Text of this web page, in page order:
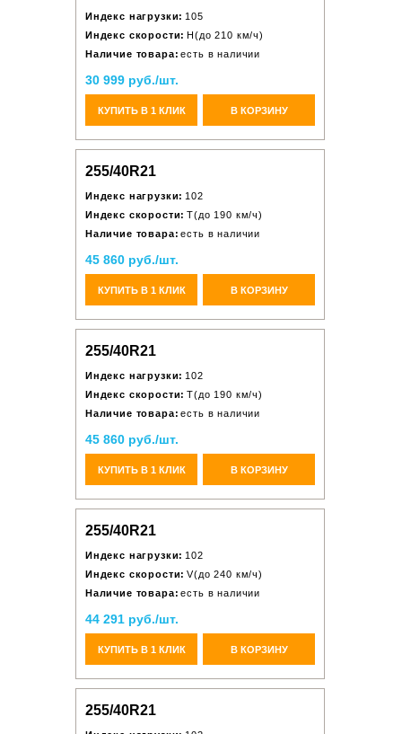
Индекс нагрузки: 105
Индекс скорости: H(до 210 км/ч)
Наличие товара: есть в наличии
30 999 руб./шт.
КУПИТЬ В 1 КЛИК В КОРЗИНУ
255/40R21
Индекс нагрузки: 102
Индекс скорости: T(до 190 км/ч)
Наличие товара: есть в наличии
45 860 руб./шт.
КУПИТЬ В 1 КЛИК В КОРЗИНУ
255/40R21
Индекс нагрузки: 102
Индекс скорости: T(до 190 км/ч)
Наличие товара: есть в наличии
45 860 руб./шт.
КУПИТЬ В 1 КЛИК В КОРЗИНУ
255/40R21
Индекс нагрузки: 102
Индекс скорости: V(до 240 км/ч)
Наличие товара: есть в наличии
44 291 руб./шт.
КУПИТЬ В 1 КЛИК В КОРЗИНУ
255/40R21